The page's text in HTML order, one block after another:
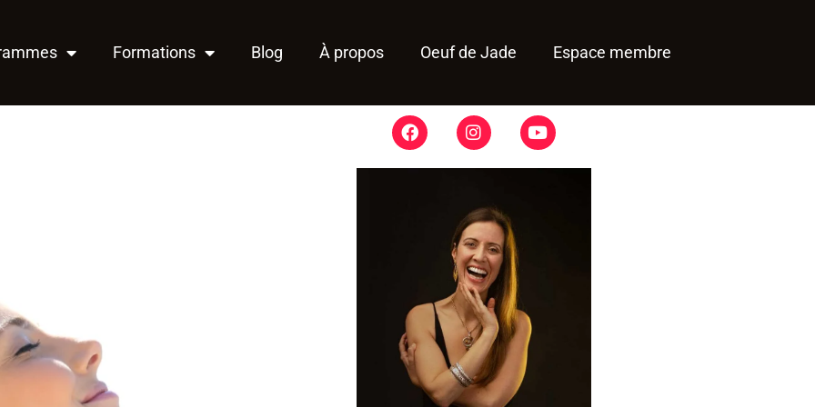
Formations Blog À propos Oeuf de Jade Espace membre